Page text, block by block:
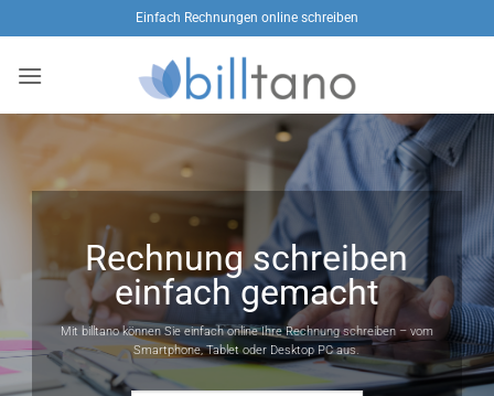
Inhalt
springen
Einfach Rechnungen online schreiben
Rechnung schreiben
einfach gemacht
Mit billtano können Sie einfach online Ihre Rechnung schreiben – vom
Smartphone, Tablet oder Desktop PC aus.